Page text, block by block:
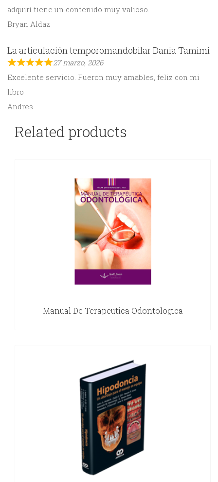
adquirí tiene un contenido muy valioso.
Bryan Aldaz
La articulación temporomandobilar Dania Tamimi
27 marzo, 2026
Excelente servicio. Fueron muy amables, feliz con mi
libro
Andres
Related products
Manual De Terapeutica Odontologica